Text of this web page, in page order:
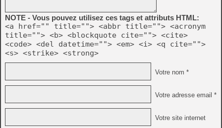
NOTE - Vous pouvez utilisez ces tags et attributs HTML:
<a href="" title=""> <abbr title=""> <acronym
title=""> <b> <blockquote cite=""> <cite>
<code> <del datetime=""> <em> <i> <q cite="">
<s> <strike> <strong>
Votre nom *
Votre adresse email *
Votre site internet